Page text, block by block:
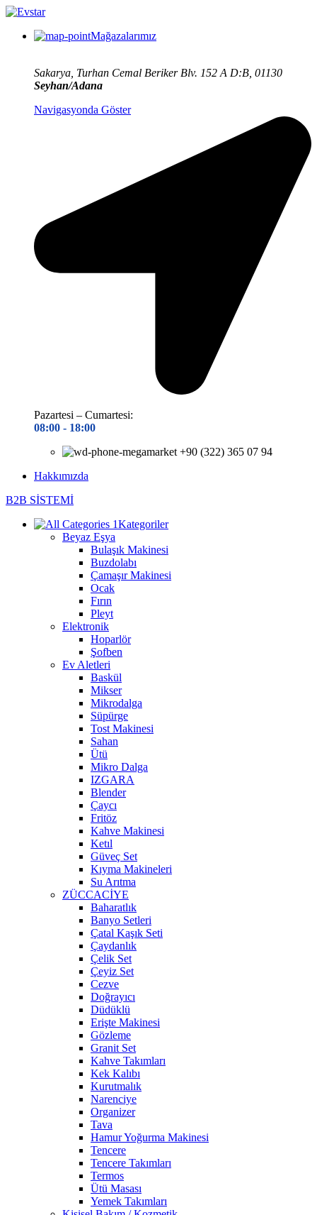
Mağazalarımız
Sakarya, Turhan Cemal Beriker Blv. 152 A D:B, 01130
Seyhan/Adana
Navigasyonda Göster
Pazartesi – Cumartesi:
08:00 - 18:00
+90 (322) 365 07 94
Hakkımızda
B2B SİSTEMİ
Kategoriler
Beyaz Eşya
Bulaşık Makinesi
Buzdolabı
Çamaşır Makinesi
Ocak
Fırın
Pleyt
Elektronik
Hoparlör
Şofben
Ev Aletleri
Baskül
Mikser
Mikrodalga
Süpürge
Tost Makinesi
Sahan
Ütü
Mikro Dalga
IZGARA
Blender
Çaycı
Fritöz
Kahve Makinesi
Ketıl
Güveç Set
Kıyma Makineleri
Su Arıtma
ZÜCCACİYE
Baharatlık
Banyo Setleri
Çatal Kaşık Seti
Çaydanlık
Çelik Set
Çeyiz Set
Cezve
Doğrayıcı
Düdüklü
Erişte Makinesi
Gözleme
Granit Set
Kahve Takımları
Kek Kalıbı
Kurutmalık
Narenciye
Organizer
Tava
Hamur Yoğurma Makinesi
Tencere
Tencere Takımları
Termos
Ütü Masası
Yemek Takımları